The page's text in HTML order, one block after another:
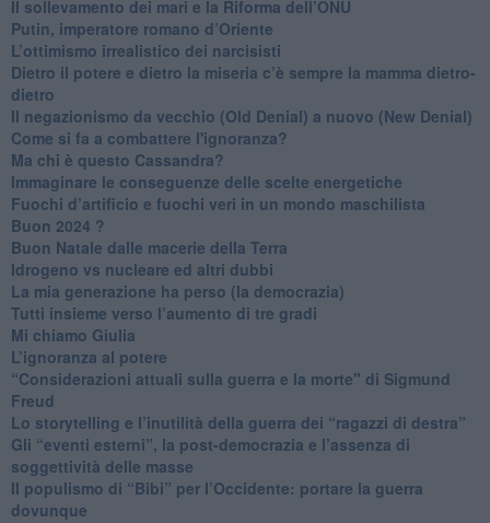
​Il sollevamento dei mari e la Riforma dell’ONU
Putin, imperatore romano d’Oriente
​L’ottimismo irrealistico dei narcisisti
​Dietro il potere e dietro la miseria c’è sempre la mamma dietro-
dietro
Il negazionismo da vecchio (Old Denial) a nuovo (New Denial)
Come si fa a combattere l'ignoranza?
Ma chi è questo Cassandra?
Immaginare le conseguenze delle scelte energetiche
​Fuochi d’artificio e fuochi veri in un mondo maschilista
Buon 2024 ?
​Buon Natale dalle macerie della Terra
​Idrogeno vs nucleare ed altri dubbi
​La mia generazione ha perso (la democrazia)
​Tutti insieme verso l’aumento di tre gradi
Mi chiamo Giulia
L’ignoranza al potere
​“Considerazioni attuali sulla guerra e la morte" di Sigmund
Freud
​Lo storytelling e l’inutilità della guerra dei “ragazzi di destra”
​Gli “eventi esterni”, la post-democrazia e l’assenza di
soggettività delle masse
​Il populismo di “Bibi” per l’Occidente: portare la guerra
dovunque